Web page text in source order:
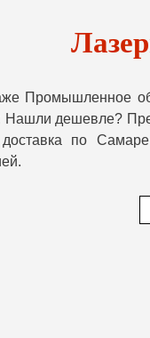
Промышленное
Нашли дешевле?
доставка по